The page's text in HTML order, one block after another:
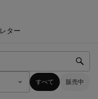
レター
すべて 販売中